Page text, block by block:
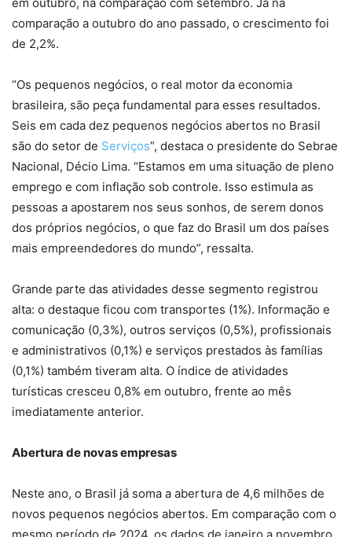
comparação a outubro do ano passado, o crescimento foi
de 2,2%.
“Os pequenos negócios, o real motor da economia
brasileira, são peça fundamental para esses resultados.
Seis em cada dez pequenos negócios abertos no Brasil
são do setor de Serviços”, destaca o presidente do Sebrae
Nacional, Décio Lima. “Estamos em uma situação de pleno
emprego e com inflação sob controle. Isso estimula as
pessoas a apostarem nos seus sonhos, de serem donos
dos próprios negócios, o que faz do Brasil um dos países
mais empreendedores do mundo”, ressalta.
Grande parte das atividades desse segmento registrou
alta: o destaque ficou com transportes (1%). Informação e
comunicação (0,3%), outros serviços (0,5%), profissionais
e administrativos (0,1%) e serviços prestados às famílias
(0,1%) também tiveram alta. O índice de atividades
turísticas cresceu 0,8% em outubro, frente ao mês
imediatamente anterior.
Abertura de novas empresas
Neste ano, o Brasil já soma a abertura de 4,6 milhões de
novos pequenos negócios abertos. Em comparação com o